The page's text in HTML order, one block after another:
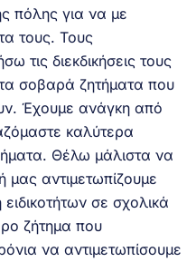
πόλης για να με
τους. Τους
τις διεκδικήσεις τους
σοβαρά ζητήματα που
Έχουμε ανάγκη από
καλύτερα
Θέλω μάλιστα να
μας αντιμετωπίζουμε
σε σχολικά
ζήτημα που
να αντιμετωπίσουμε